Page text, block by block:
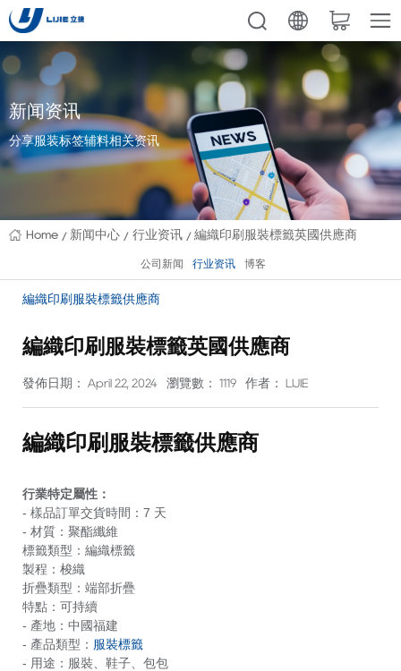
新闻资讯
分享服装标签辅料相关资讯
Home 新闻中心 行业资讯 編織印刷服裝標籤英國供應商
公司新闻 行业资讯 博客
編織印刷服裝標籤供應商
編織印刷服裝標籤英國供應商
發佈日期： April 22, 2024 瀏覽數： 1119 作者： LIJIE
編織印刷服裝標籤供應商
行業特定屬性：
- 樣品訂單交貨時間：7 天
- 材質：聚酯纖維
標籤類型： 編織標籤
製程：梭織
折疊類型：端部折疊
特點：可持續
- 產地：中國福建
- 產品類型： 服裝標籤
- 用途：服裝、鞋子、包包